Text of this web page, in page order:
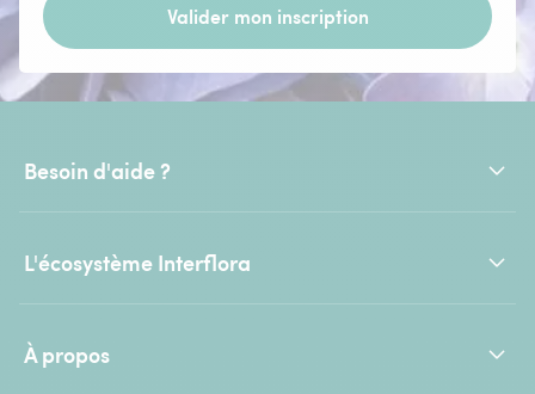
Valider mon inscription
Besoin d'aide ?
L'écosystème Interflora
À propos